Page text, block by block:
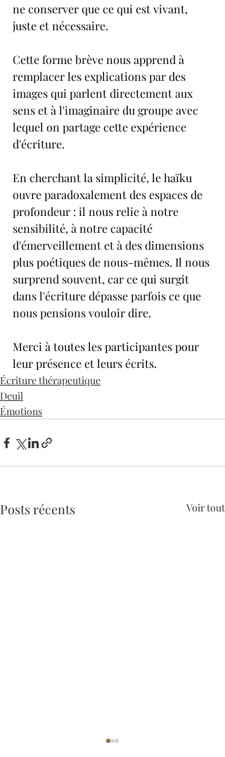
ne conserver que ce qui est vivant,
juste et nécessaire.
Cette forme brève nous apprend à
remplacer les explications par des
images qui parlent directement aux
sens et à l'imaginaire du groupe avec
lequel on partage cette expérience
d'écriture.
En cherchant la simplicité, le haïku
ouvre paradoxalement des espaces de
profondeur : il nous relie à notre
sensibilité, à notre capacité
d'émerveillement et à des dimensions
plus poétiques de nous-mêmes. Il nous
surprend souvent, car ce qui surgit
dans l'écriture dépasse parfois ce que
nous pensions vouloir dire.
Merci à toutes les participantes pour
leur présence et leurs écrits.
Écriture thérapeutique
Deuil
Émotions
Posts récents Voir tout